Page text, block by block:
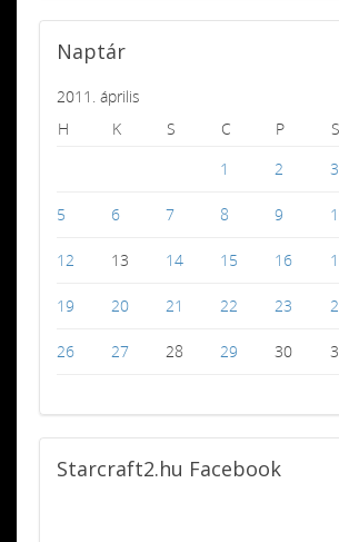
Naptár
2011. április
H
K S C P S
1
2 3
5 6 7 8 9
12 13 14 15 16
19 20 21 22 23
26 27 28 29 30
Starcraft2.hu Facebook